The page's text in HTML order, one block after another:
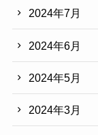
2024年7月
2024年6月
2024年5月
2024年3月